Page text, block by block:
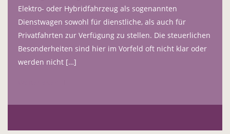
Elektro- oder Hybridfahrzeug als sogenannten
Dienstwagen sowohl für dienstliche, als auch für
Privatfahrten zur Verfügung zu stellen. Die steuerlichen
Besonderheiten sind hier im Vorfeld oft nicht klar oder
werden nicht […]